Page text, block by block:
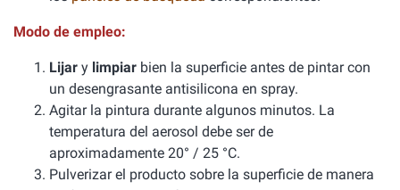
Modo de empleo:
Lijar y limpiar bien la superficie antes de pintar con
un desengrasante antisilicona en spray.
Agitar la pintura durante algunos minutos. La
temperatura del aerosol debe ser de
aproximadamente 20° / 25 °C.
Pulverizar el producto sobre la superficie de manera